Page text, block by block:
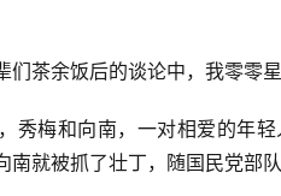
茶余饭后的谈论中，我零零
秀梅和向南，一对相爱的年
就被抓了壮丁，随国民党部队